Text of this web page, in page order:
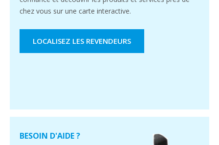
chez vous sur une carte interactive.
LOCALISEZ LES REVENDEURS
BESOIN D'AIDE ?